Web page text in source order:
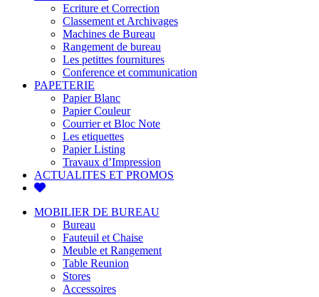
Ecriture et Correction
Classement et Archivages
Machines de Bureau
Rangement de bureau
Les petittes fournitures
Conference et communication
PAPETERIE
Papier Blanc
Papier Couleur
Courrier et Bloc Note
Les etiquettes
Papier Listing
Travaux d’Impression
ACTUALITES ET PROMOS
MOBILIER DE BUREAU
Bureau
Fauteuil et Chaise
Meuble et Rangement
Table Reunion
Stores
Accessoires